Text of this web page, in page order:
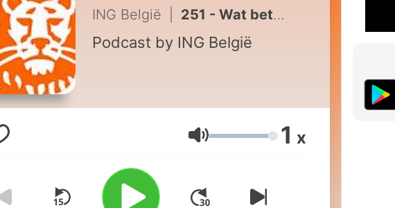
ING België 251 - Wat betekenen hittegolven voor de economie en de beurs?
Podcast by ING België
Volume 1 x